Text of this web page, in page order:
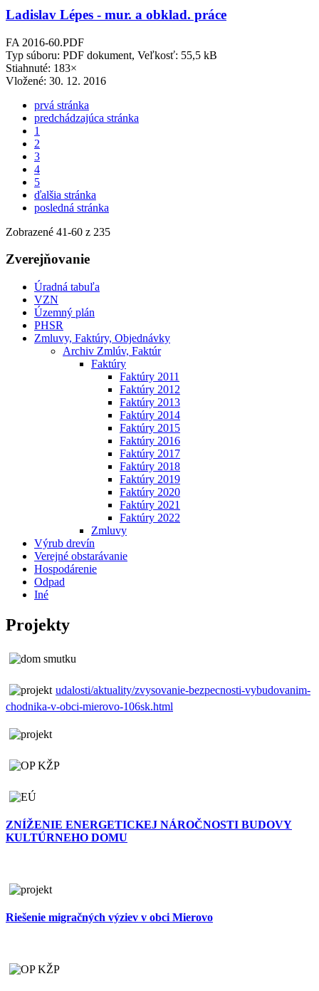
Ladislav Lépes - mur. a obklad. práce
FA 2016-60.PDF
Typ súboru: PDF dokument, Veľkosť: 55,5 kB
Stiahnuté: 183×
Vložené: 30. 12. 2016
prvá stránka
predchádzajúca stránka
1
2
3
4
5
ďalšia stránka
posledná stránka
Zobrazené 41-60 z 235
Zverejňovanie
Úradná tabuľa
VZN
Územný plán
PHSR
Zmluvy, Faktúry, Objednávky
Archiv Zmlúv, Faktúr
Faktúry
Faktúry 2011
Faktúry 2012
Faktúry 2013
Faktúry 2014
Faktúry 2015
Faktúry 2016
Faktúry 2017
Faktúry 2018
Faktúry 2019
Faktúry 2020
Faktúry 2021
Faktúry 2022
Zmluvy
Výrub drevín
Verejné obstarávanie
Hospodárenie
Odpad
Iné
Projekty
udalosti/aktuality/zvysovanie-bezpecnosti-vybudovanim-
chodnika-v-obci-mierovo-106sk.html
ZNÍŽENIE ENERGETICKEJ NÁROČNOSTI BUDOVY
KULTÚRNEHO DOMU
Riešenie migračných výziev v obci Mierovo